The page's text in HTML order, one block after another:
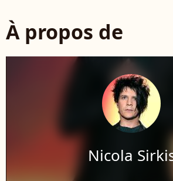
À propos de
Nicola